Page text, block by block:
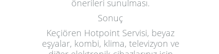
önerileri sunulması.
Sonuç
Keçiören Hotpoint Servisi, beyaz
eşyalar, kombi, klima, televizyon ve